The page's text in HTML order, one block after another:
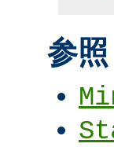
参照